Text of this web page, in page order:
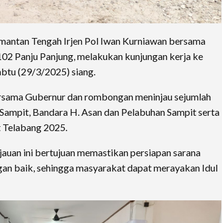
Tengah Irjen Pol Iwan Kurniawan bersama
Panju Panjung, melakukan kunjungan kerja ke
(29/3/2025) siang.
Gubernur dan rombongan meninjau sejumlah
Bandara H. Asan dan Pelabuhan Sampit serta
2025.
ini bertujuan memastikan persiapan sarana
baik, sehingga masyarakat dapat merayakan Idul